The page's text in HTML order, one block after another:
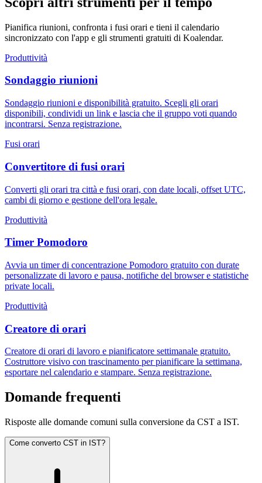
Pianifica riunioni, confronta i fusi orari e tieni il calendario
sincronizzato con l'app e gli strumenti gratuiti di Koalendar.
Produttività
Sondaggio riunioni
Sondaggio riunioni e disponibilità gratuito. Scegli gli orari
disponibili, condividi un link e lascia che il gruppo voti quando
incontrarsi. Senza registrazione.
Fusi orari
Convertitore di fusi orari
Converti gli orari tra città e fusi orari, con date locali, offset UTC,
cambi di giorno e gestione dell'ora legale.
Produttività
Timer Pomodoro
Avvia un timer di concentrazione Pomodoro gratuito con durate
personalizzate di lavoro e pausa, notifiche del browser e statistiche
private locali.
Produttività
Creatore di orari
Creatore di orari di lavoro e pianificatore settimanale gratuito.
Costruttore visivo con trascinamento per pianificare la settimana,
esportare nel calendario e stampare. Senza registrazione.
Domande frequenti
Risposte alle domande comuni sulla conversione da CST a IST.
Come converto CST in IST?